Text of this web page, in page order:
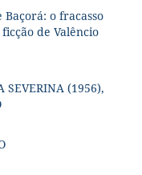
o fracasso
de Valêncio
SEVERINA (1956),